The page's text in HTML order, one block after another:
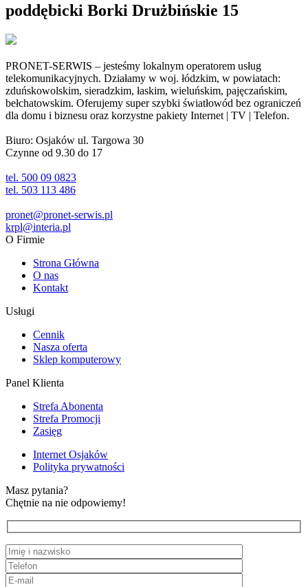
poddębicki Borki Drużbińskie 15
PRONET-SERWIS – jesteśmy lokalnym operatorem usług
telekomunikacyjnych. Działamy w woj. łódzkim, w powiatach:
zduńskowolskim, sieradzkim, łaskim, wieluńskim, pajęczańskim,
bełchatowskim. Oferujemy super szybki światłowód bez ograniczeń
dla domu i biznesu oraz korzystne pakiety Internet | TV | Telefon.
Biuro: Osjaków ul. Targowa 30
Czynne od 9.30 do 17
tel. 500 09 0823
tel. 503 113 486
pronet@pronet-serwis.pl
krpl@interia.pl
O Firmie
Strona Główna
O nas
Kontakt
Usługi
Cennik
Nasza oferta
Sklep komputerowy
Panel Klienta
Strefa Abonenta
Strefa Promocji
Zasięg
Internet Osjaków
Polityka prywatności
Masz pytania?
Chętnie na nie odpowiemy!